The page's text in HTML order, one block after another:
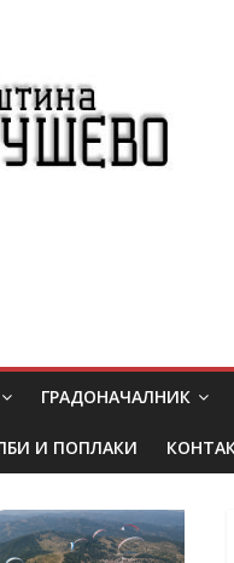
ГРАДОНАЧАЛНИК
И ПОПЛАКИ